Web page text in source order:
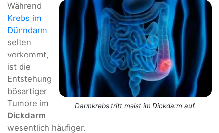
Darmkrebs tritt meist im Dickdarm auf.
Während
Krebs im
Dünndarm
selten
vorkommt,
ist die
Entstehung
bösartiger
Tumore im
Dickdarm
wesentlich häufiger.